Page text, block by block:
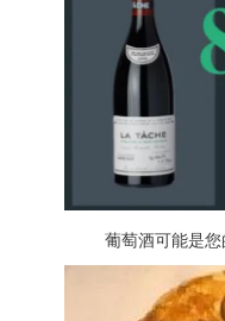
葡萄酒可能是